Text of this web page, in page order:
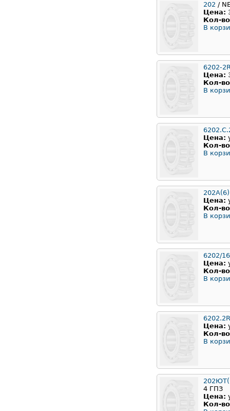
202 /
Цена:
Кол-
В
6202-
Цена:
Кол-
В
Цена:
Кол-
В
202A(6)
Цена:
Кол-
В
6202/
Цена:
Кол-
В
Цена:
Кол-
В
4 ГПЗ
Цена:
Кол-